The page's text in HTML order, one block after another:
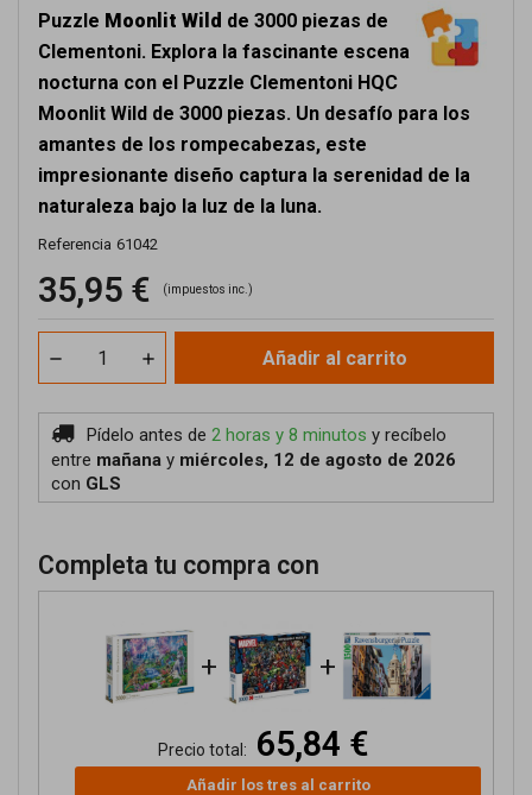
Puzzle Moonlit Wild de 3000 piezas de
Clementoni. Explora la fascinante escena
nocturna con el Puzzle Clementoni HQC
Moonlit Wild de 3000 piezas. Un desafío para los
amantes de los rompecabezas, este
impresionante diseño captura la serenidad de la
naturaleza bajo la luz de la luna.
Referencia 61042
35,95 € (impuestos inc.)
Añadir al carrito
Pídelo antes de 2 horas y 8 minutos y recíbelo
entre mañana y miércoles, 12 de agosto de 2026
con GLS
Completa tu compra con
+ +
Precio total: 65,84 €
Añadir los tres al carrito